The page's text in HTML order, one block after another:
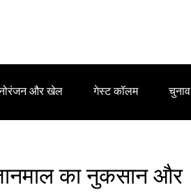
और खेल गेस्ट कॉलम चुनाव
का नुकसान और